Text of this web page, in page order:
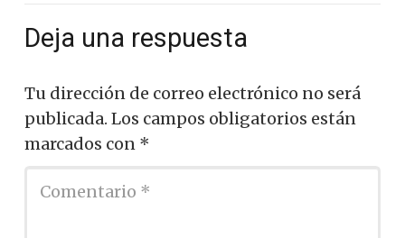
Deja una respuesta
Tu dirección de correo electrónico no será
publicada. Los campos obligatorios están
marcados con *